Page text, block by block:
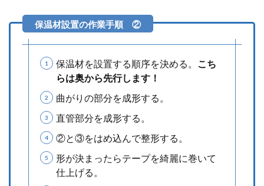
保温材を設置する順序を決める。
こち
らは奥から先行します！
曲がりの部分を成形する。
直管部分を成形する。
②と③をはめ込んで整形する。
形が決まったらテープを綺麗に巻いて
仕上げる。